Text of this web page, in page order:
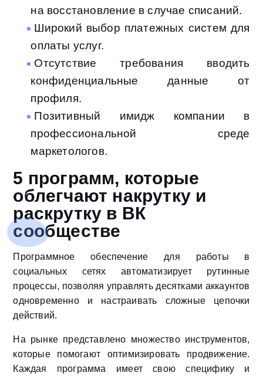
на восстановление в случае списаний.
Широкий выбор платежных систем для
оплаты услуг.
Отсутствие требования вводить
конфиденциальные данные от
профиля.
Позитивный имидж компании в
профессиональной среде
маркетологов.
5 программ, которые
облегчают накрутку и
раскрутку в ВК
сообществе
Программное обеспечение для работы в
социальных сетях автоматизирует рутинные
процессы, позволяя управлять десятками аккаунтов
одновременно и настраивать сложные цепочки
действий.
На рынке представлено множество инструментов,
которые помогают оптимизировать продвижение.
Каждая программа имеет свою специфику и